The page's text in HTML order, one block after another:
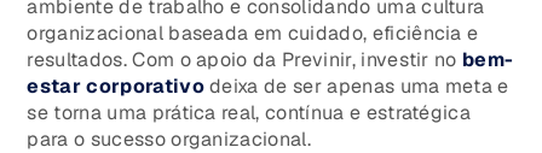
ambiente de trabalho e consolidando uma cultura
organizacional baseada em cuidado, eficiência e
resultados. Com o apoio da Previnir, investir no bem-
estar corporativodeixa de ser apenas uma meta e
se torna uma prática real, contínua e estratégica
para o sucesso organizacional.